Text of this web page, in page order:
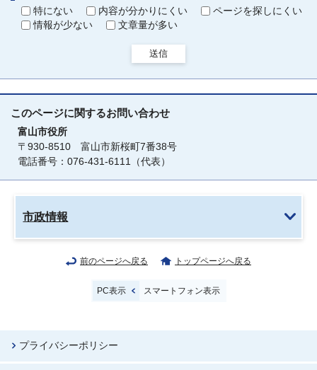
特にない
内容が分かりにくい
ページを探しにくい
情報が少ない
文章量が多い
送信
このページに関するお問い合わせ
富山市役所
〒930-8510 富山市新桜町7番38号
電話番号：076-431-6111（代表）
市政情報
前のページへ戻る トップページへ戻る
PC表示 スマートフォン表示
プライバシーポリシー